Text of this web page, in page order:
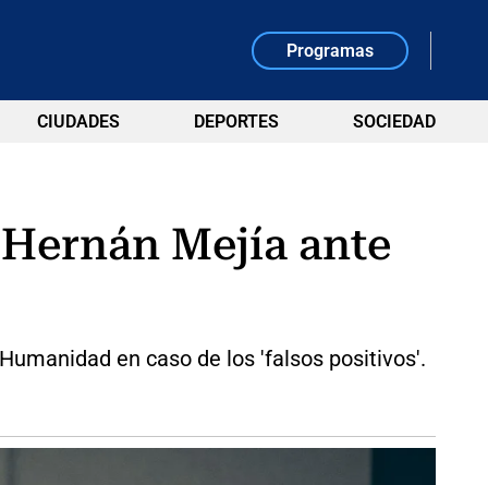
Programas
CIUDADES DEPORTES SOCIEDAD
Mejía ante
en caso de los 'falsos positivos'.